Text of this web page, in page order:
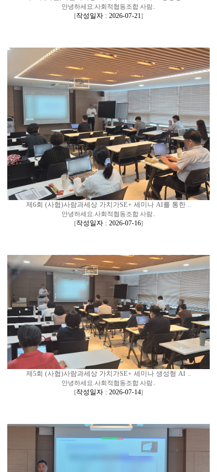
안녕하세요.사회적협동조합 사람..
[작성일자 : 2026-07-21]
제6회 (사협)사람과세상 가치가SE+ 세미나 AI를 통한 ..
안녕하세요.사회적협동조합 사람..
[작성일자 : 2026-07-16]
제5회 (사협)사람과세상 가치가SE+ 세미나 생성형 AI ..
안녕하세요.사회적협동조합 사람..
[작성일자 : 2026-07-14]